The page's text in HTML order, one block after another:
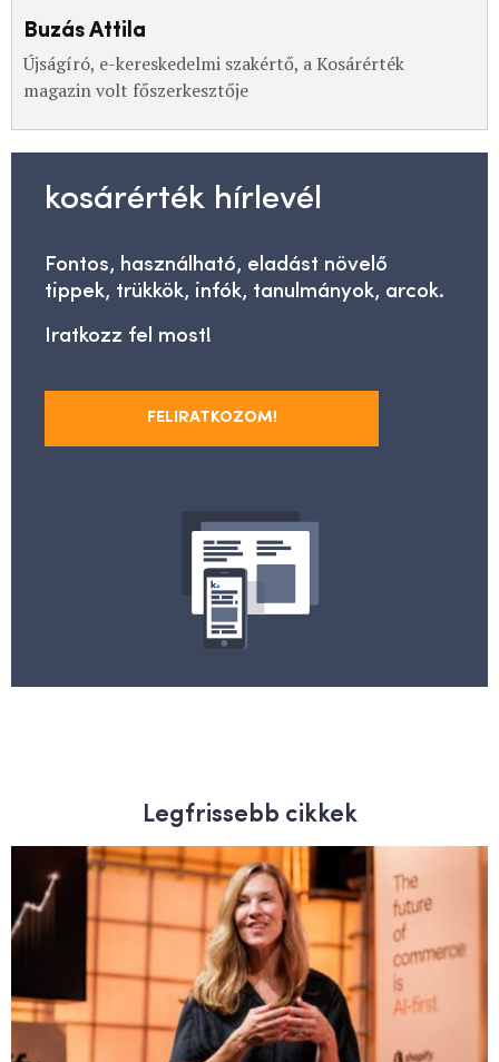
Buzás Attila
Újságíró, e-kereskedelmi szakértő, a Kosárérték
magazin volt főszerkesztője
kosárérték hírlevél
Fontos, használható, eladást növelő
tippek, trükkök, infók, tanulmányok, arcok.
Iratkozz fel most!
FELIRATKOZOM!
Legfrissebb cikkek